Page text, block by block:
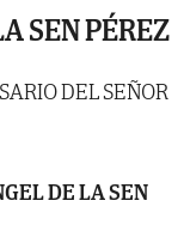
SEN PÉREZ
DEL SEÑOR
DE LA SEN